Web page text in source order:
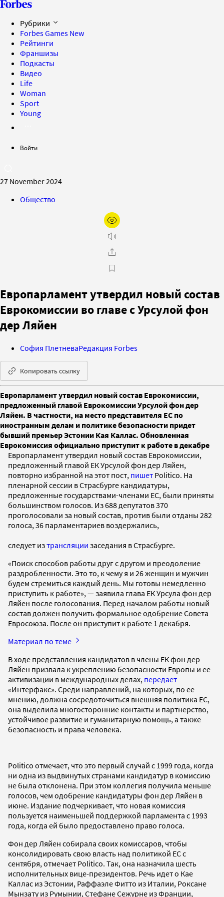
Рубрики
Forbes Games New
Рейтинги
Франшизы
Подкасты
Видео
Life
Woman
Sport
Young
Войти
27 November 2024
Общество
Европарламент утвердил новый состав
Еврокомиссии во главе с Урсулой фон
дер Ляйен
София ПлетневаРедакция Forbes
Копировать ссылку
Европарламент утвердил новый состав Еврокомиссии,
предложенный главой Еврокомиссии Урсулой фон дер
Ляйен. В частности, на место представителя ЕС по
иностранным делам и политике безопасности придет
бывший премьер Эстонии Кая Каллас. Обновленная
Еврокомиссия официально приступит к работе в декабре
Европарламент утвердил новый состав Еврокомиссии,
предложенный главой ЕК Урсулой фон дер Ляйен,
повторно избранной на этот пост, пишет Politico. На
пленарной сессии в Страсбурге кандидатуры,
предложенные государствами-членами ЕС, были приняты
большинством голосов. Из 688 депутатов 370
проголосовали за новый состав, против были отданы 282
голоса, 36 парламентариев воздержались,
следует изтрансляции заседания в Страсбурге.
«Поиск способов работы друг с другом и преодоление
раздробленности. Это то, к чему я и 26 женщин и мужчин
будем стремиться каждый день. Мы готовы немедленно
приступить к работе», — заявила глава ЕК Урсула фон дер
Ляйен после голосования. Перед началом работы новый
состав должен получить формальное одобрение Совета
Евросоюза. После он приступит к работе 1 декабря.
Материал по теме
В ходе представления кандидатов в члены ЕК фон дер
Ляйен призвала к укреплению безопасности Европы и ее
активизации в международных делах, передает
«Интерфакс». Среди направлений, на которых, по ее
мнению, должна сосредоточиться внешняя политика ЕС,
она выделила многосторонние контакты и партнерство,
устойчивое развитие и гуманитарную помощь, а также
безопасность и права человека.
Politico отмечает, что это первый случай с 1999 года, когда
ни одна из выдвинутых странами кандидатур в комиссию
не была отклонена. При этом коллегия получила меньше
голосов, чем одобрение кандидатуры фон дер Ляйен в
июне. Издание подчеркивает, что новая комиссия
пользуется наименьшей поддержкой парламента с 1993
года, когда ей было предоставлено право голоса.
Фон дер Ляйен собирала своих комиссаров, чтобы
консолидировать свою власть над политикой ЕС с
сентября, отмечает Politico. Так, она назначила шесть
исполнительных вице-президентов. Речь идет о Кае
Каллас из Эстонии, Раффаэле Фитто из Италии, Роксане
Мынзату из Румынии, Стефане Сежурне из Франции,